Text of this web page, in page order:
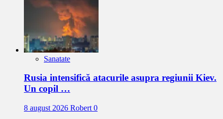
Sanatate
Rusia intensifică atacurile asupra regiunii Kiev.
Un copil …
8 august 2026 Robert 0